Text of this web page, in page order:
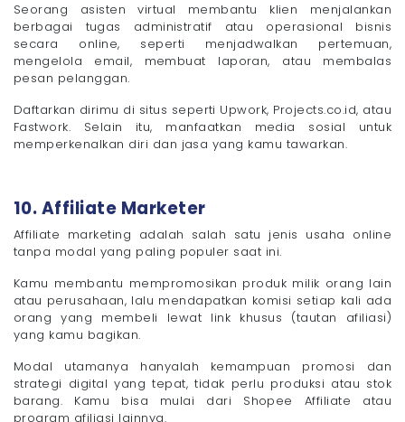
Seorang asisten virtual membantu klien menjalankan
berbagai tugas administratif atau operasional bisnis
secara online, seperti menjadwalkan pertemuan,
mengelola email, membuat laporan, atau membalas
pesan pelanggan.
Daftarkan dirimu di situs seperti Upwork, Projects.co.id, atau
Fastwork. Selain itu, manfaatkan media sosial untuk
memperkenalkan diri dan jasa yang kamu tawarkan.
10. Affiliate Marketer
Affiliate marketing adalah salah satu jenis usaha online
tanpa modal yang paling populer saat ini.
Kamu membantu mempromosikan produk milik orang lain
atau perusahaan, lalu mendapatkan komisi setiap kali ada
orang yang membeli lewat link khusus (tautan afiliasi)
yang kamu bagikan.
Modal utamanya hanyalah kemampuan promosi dan
strategi digital yang tepat, tidak perlu produksi atau stok
barang. Kamu bisa mulai dari Shopee Affiliate atau
program afiliasi lainnya.